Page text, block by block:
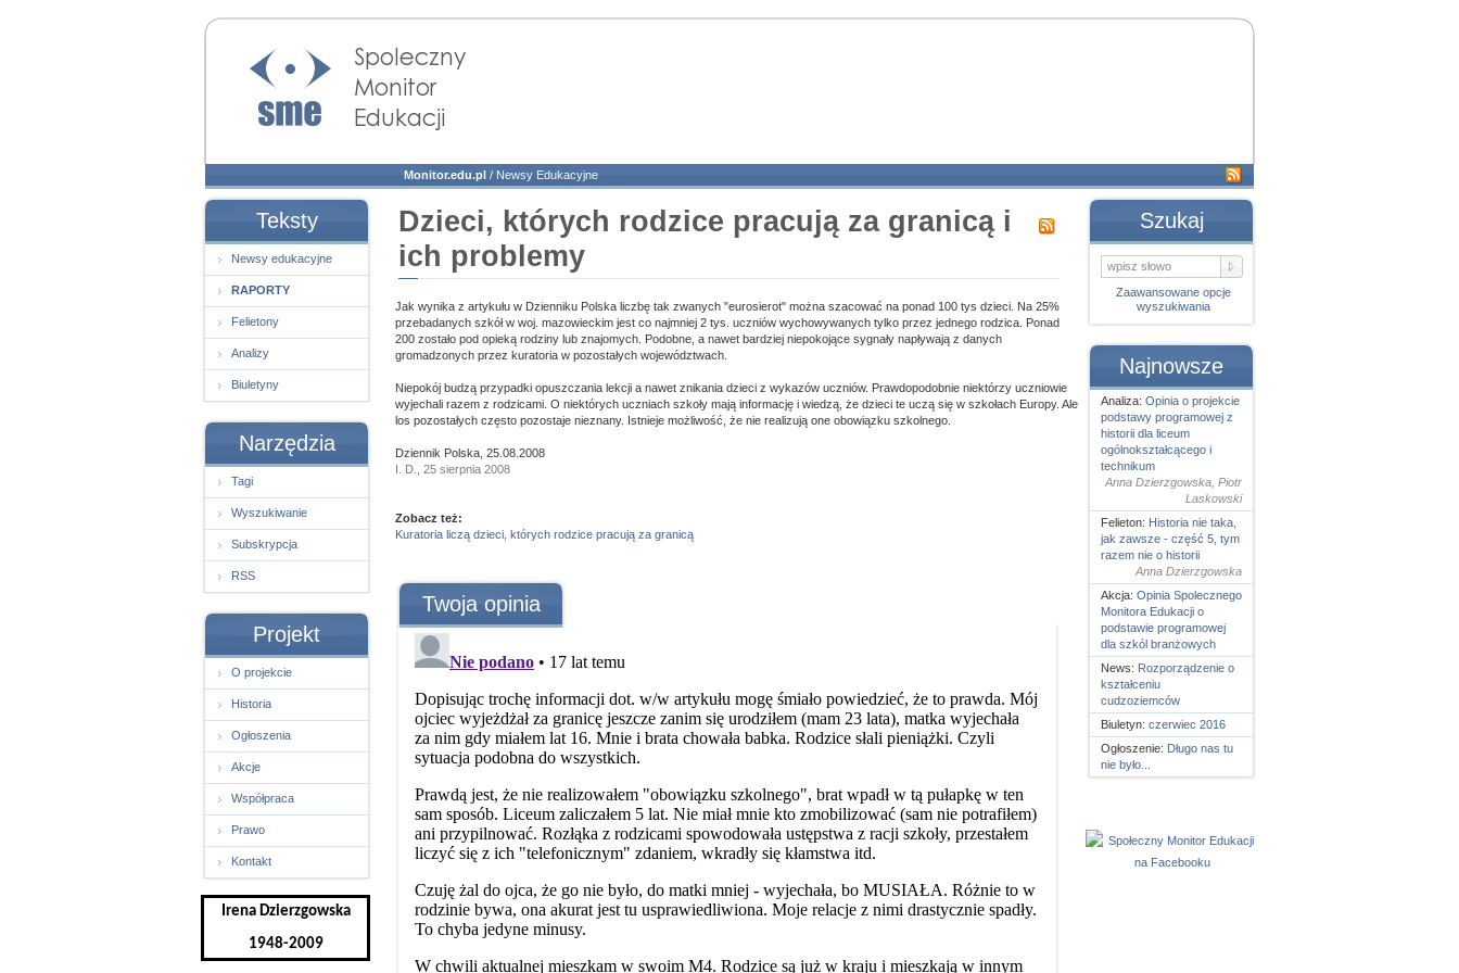
Społeczny Monitor
Edukacji
Monitor.edu.pl / Newsy Edukacyjne
Teksty
Newsy edukacyjne
RAPORTY
Felietony
Analizy
Biuletyny
Narzędzia
Tagi
Wyszukiwanie
Subskrypcja
RSS
Projekt
O projekcie
Historia
Ogłoszenia
Akcje
Współpraca
Prawo
Kontakt
Irena Dzierzgowska
1948-2009
Dzieci, których rodzice pracują za granicą i
ich problemy
Jak wynika z artykułu w Dzienniku Polska liczbę tak zwanych "eurosierot" można szacować na ponad 100 tys dzieci. Na 25%
przebadanych szkół w woj. mazowieckim jest co najmniej 2 tys. uczniów wychowywanych tylko przez jednego rodzica. Ponad
200 zostało pod opieką rodziny lub znajomych. Podobne, a nawet bardziej niepokojące sygnały napływają z danych
gromadzonych przez kuratoria w pozostałych województwach.
Niepokój budzą przypadki opuszczania lekcji a nawet znikania dzieci z wykazów uczniów. Prawdopodobnie niektórzy uczniowie
wyjechali razem z rodzicami. O niektórych uczniach szkoły mają informację i wiedzą, że dzieci te uczą się w szkołach Europy. Ale
los pozostałych często pozostaje nieznany. Istnieje możliwość, że nie realizują one obowiązku szkolnego.
Dziennik Polska, 25.08.2008
I. D., 25 sierpnia 2008
Zobacz też:
Kuratoria liczą dzieci, których rodzice pracują za granicą
Twoja opinia
Szukaj
Zaawansowane opcje
wyszukiwania
Najnowsze
Analiza: Opinia o projekcie
podstawy programowej z
historii dla liceum
ogólnokształcącego i
technikum
Anna Dzierzgowska, Piotr
Laskowski
Felieton: Historia nie taka,
jak zawsze - część 5, tym
razem nie o historii
Anna Dzierzgowska
Akcja: Opinia Spolecznego
Monitora Edukacji o
podstawie programowej
dla szkól branżowych
News: Rozporządzenie o
kształceniu
cudzoziemców
Biuletyn: czerwiec 2016
Ogłoszenie: Długo nas tu
nie było...